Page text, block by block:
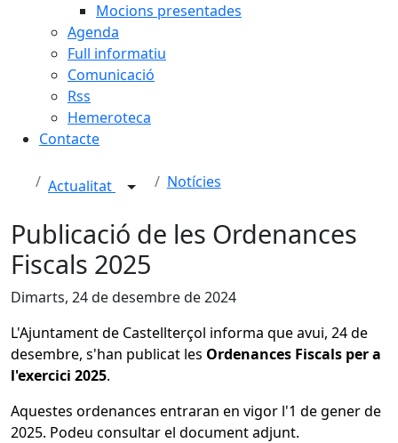
Mocions presentades
Agenda
Full informatiu
Comunicació
Rss
Hemeroteca
Contacte
Actualitat Notícies
Publicació de les Ordenances
Fiscals 2025
Dimarts, 24 de desembre de 2024
L'Ajuntament de Castellterçol informa que avui, 24 de
desembre, s'han publicat les Ordenances Fiscals per a
l'exercici 2025.
Aquestes ordenances entraran en vigor l'1 de gener de
2025. Podeu consultar el document adjunt.